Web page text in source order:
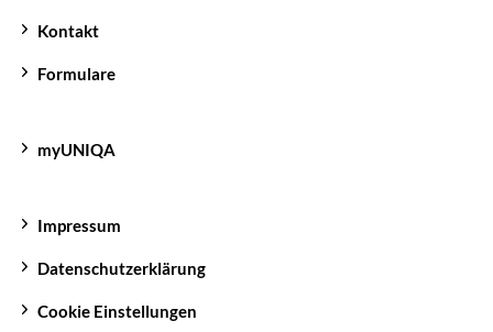
Kontakt
Formulare
myUNIQA
Impressum
Datenschutzerklärung
Cookie Einstellungen